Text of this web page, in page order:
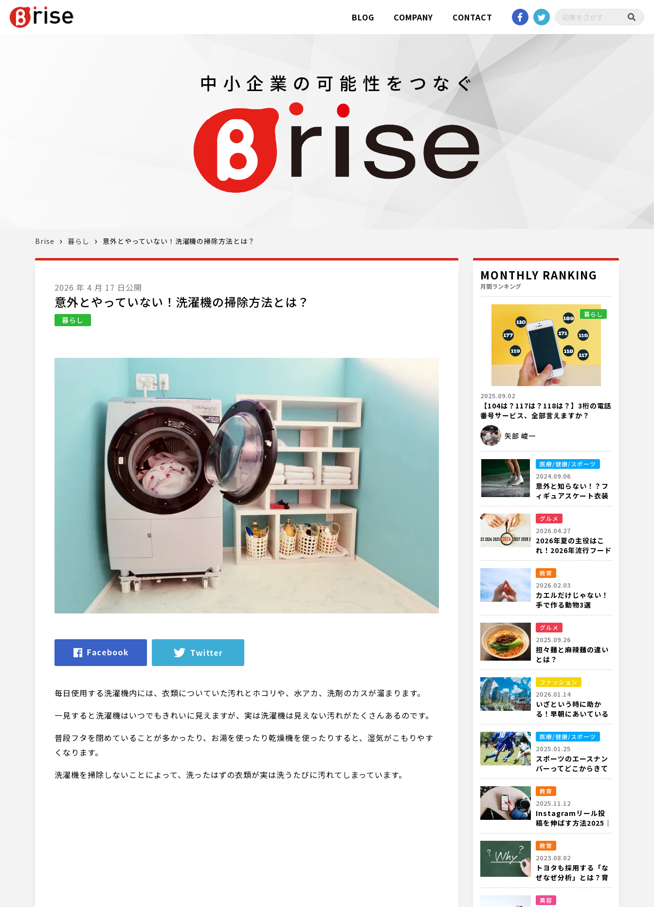
BLOG COMPANY CONTACT
Brise 暮らし 意外とやっていない！洗濯機の掃除方法とは？
2026 年 4 月 17 日公開
意外とやっていない！洗濯機の掃除方法とは？
暮らし
毎日使用する洗濯機内には、衣類についていた汚れとホコリや、水アカ、洗剤のカスが溜まります。
一見すると洗濯機はいつでもきれいに見えますが、実は洗濯機は見えない汚れがたくさんあるのです。
普段フタを閉めていることが多かったり、お湯を使ったり乾燥機を使ったりすると、湿気がこもりやす
くなります。
洗濯機を掃除しないことによって、洗ったはずの衣類が実は洗うたびに汚れてしまっています。
MONTHLY RANKING
月間ランキング
暮らし
2025.09.02
【104は？117は？118は？】3桁の電話
番号サービス、全部言えますか？
矢部 峻一
医療/健康/スポーツ
2024.09.06
意外と知らない！？フ
ィギュアスケート衣装
のルールや重要性と
は？
グルメ
2026.04.27
2026年夏の主役はこ
れ！2026年流行フード
完全ガイド
教育
2026.02.03
カエルだけじゃない！
手で作る動物3選
グルメ
2025.09.26
担々麺と麻辣麺の違い
とは？
ファッション
2026.01.14
いざという時に助か
る！早朝にあいている
都内の衣料品店
医療/健康/スポーツ
2025.01.25
スポーツのエースナン
バーってどこからきて
るの？
教育
2025.11.12
Instagramリール投
稿を伸ばす方法2025｜
最新アルゴリズムと実
践テクニック
教育
2023.08.02
トヨタも採用する「な
ぜなぜ分析」とは？育
成の現場でも有効
美容